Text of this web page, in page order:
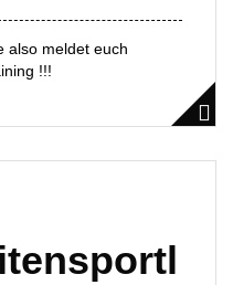
also meldet euch
!!!